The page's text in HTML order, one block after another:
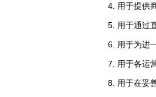
用于提供
用于通过
用于为进
用于各运
用于在妥